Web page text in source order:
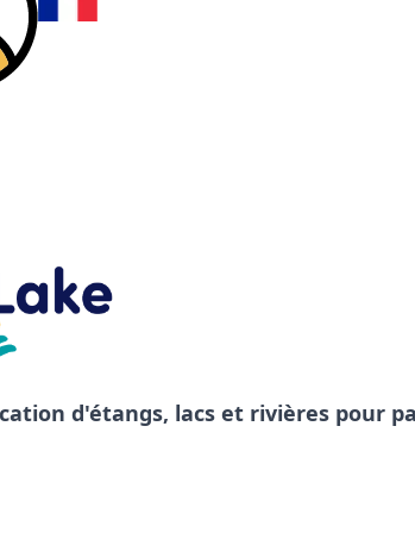
d'étangs, lacs et rivières pour